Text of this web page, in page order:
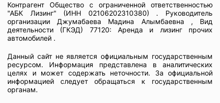
Контрагент Общество с ограниченной ответственностью
"АБК Лизинг" (ИНН 02106202310380) . Руководитель
организации Джумабаева Мадина Алымбаевна , Вид
деятельности (ГКЭД) 77120: Аренда и лизинг прочих
автомобилей .
Данный сайт не является официальным государственным
ресурсом. Информация представлена в аналитических
целях и может содержать неточности. За официальной
информацией следует обращаться к государственным
органам.